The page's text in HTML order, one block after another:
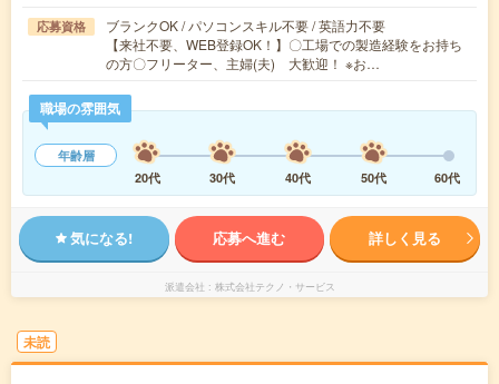
応募資格
ブランクOK / パソコンスキル不要 / 英語力不要
【来社不要、WEB登録OK！】〇工場での製造経験をお持ち
の方〇フリーター、主婦(夫) 大歓迎！ ※お…
職場の雰囲気
年齢層
20代
30代 40代 50代 60代
気になる! 応募へ進む 詳しく見る
派遣会社 株式会社テクノ・サービス
未読